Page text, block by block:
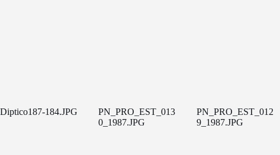
Diptico187-184.JPG
PN_PRO_EST_013
0_1987.JPG
PN_PRO_EST_012
9_1987.JPG